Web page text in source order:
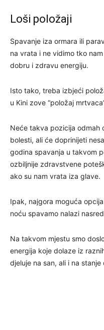
Loši položaji
Spavanje iza ormara ili
na vrata i ne vidimo tko
dobru i zdravu energiju.
Isto tako, treba izbjeći
u Kini zove “položaj
Neće takva pozicija odmah
bolesti, ali će doprinijeti
godina spavanja u takvom
ozbiljnije zdravstvene
ako su nam vrata iza glave.
Ipak, najgora moguća
noću spavamo nalazi
Na takvom mjestu smo
energija koje dolaze iz
djeluje na san, ali i na